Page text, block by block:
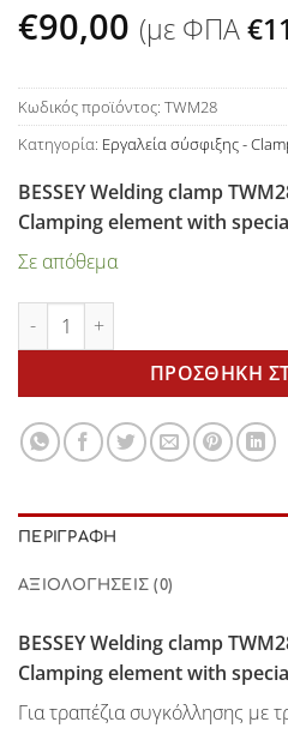
€90,00 (με ΦΠΑ€
Κωδικός προϊόντος: TWM28
Κατηγορία: Εργαλεία σύσφιξης -
BESSEY Welding clamp
Clamping element with
Σε απόθεμα
Welding clamp TWM28 BESSEY
ΠΡΟΣΘΉΚΗ
ΠΕΡΙΓΡΑΦΉ
ΑΞΙΟΛΟΓΉΣΕΙΣ (0)
BESSEY Welding clamp
Clamping element with
Για τραπέζια συγκόλλησης με